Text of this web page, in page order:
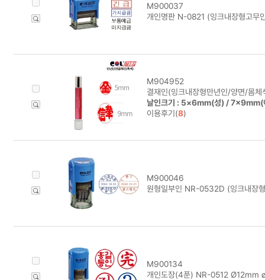
M900037
개인명판 N-0821 (잉크내장형고
M904952
결재인(잉크내장형만년인/양면/몸
날인크기 : 5×6mm(성) / 7×9mm(
이용후기(8)
M900046
원형일부인 NR-0532D (잉크내장
M900134
개인도장(4푼) NR-0512 Ø12mm